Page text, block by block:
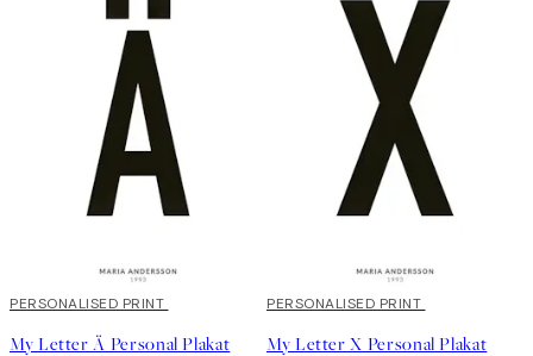
20%*
PERSONALISED PRINT
My Letter Ä Personal Plakat
20%*
PERSONALISED PRINT
My Letter X Personal Plakat